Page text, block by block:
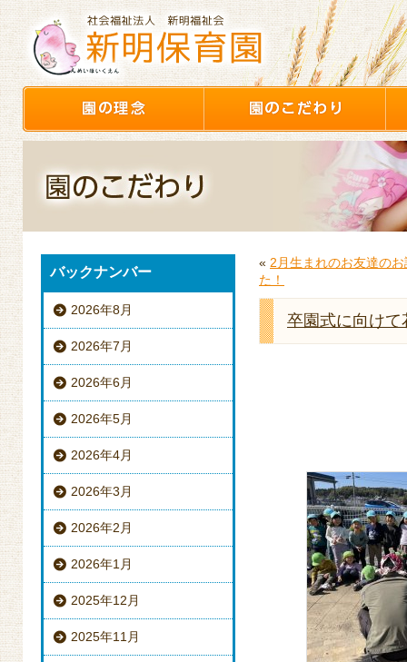
バックナンバー
2026年8月
2026年7月
2026年6月
2026年5月
2026年4月
2026年3月
2026年2月
2026年1月
2025年12月
2025年11月
« 2月生まれのお友達の
た！
卒園式に向け